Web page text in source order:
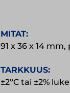
MITAT:
91 x 36 x 14 mm,
TARKKUUS:
±2ºC tai ±2%